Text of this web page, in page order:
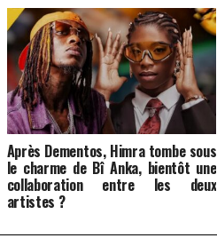
Après Dementos, Himra tombe sous
le charme de Bî Anka, bientôt une
collaboration entre les deux
artistes ?